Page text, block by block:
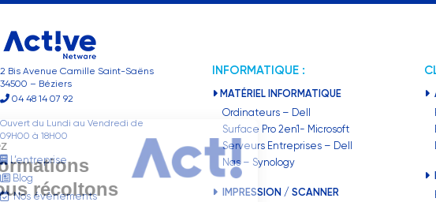
2 Bis Avenue Camille Saint-Saëns
34500 – Béziers
04 48 14 07 92
Ouvert du Lundi au Vendredi de
09H00 à 18H00
L’entreprise
Blog
Nos évènements
INFORMATIQUE :
MATÉRIEL INFORMATIQUE
Ordinateurs – Dell
Surface Pro 2en1- Microsoft
Serveurs Entreprises – Dell
Nas – Synology
IMPRESSION / SCANNER
les informations
que nous récoltons